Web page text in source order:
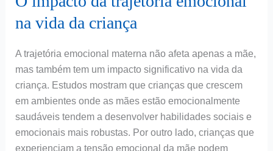
na vida da criança
A trajetória emocional materna não afeta apenas a mãe,
mas também tem um impacto significativo na vida da
criança. Estudos mostram que crianças que crescem
em ambientes onde as mães estão emocionalmente
saudáveis tendem a desenvolver habilidades sociais e
emocionais mais robustas. Por outro lado, crianças que
experienciam a tensão emocional da mãe podem